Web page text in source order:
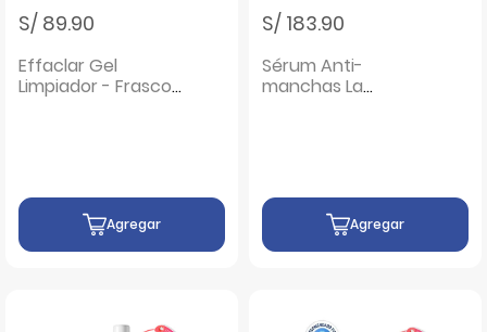
S/ 89.90
Effaclar Gel
Limpiador - Frasco
Agregar
S/ 183.90
Sérum Anti-
manchas La
Agregar